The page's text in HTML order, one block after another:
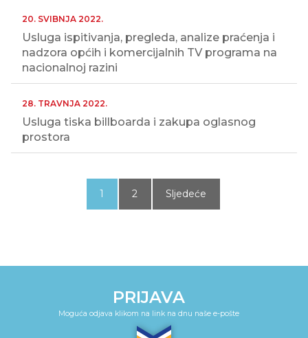
20. SVIBNJA 2022.
Usluga ispitivanja, pregleda, analize praćenja i
nadzora općih i komercijalnih TV programa na
nacionalnoj razini
28. TRAVNJA 2022.
Usluga tiska billboarda i zakupa oglasnog
prostora
Paginacija
objava
1 2 Sljedeće
PRIJAVA
Moguća odjava klikom na link na dnu naše e-pošte